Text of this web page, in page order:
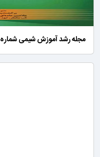
مجله رشد آموزش شیمی شماره ۱۱۲